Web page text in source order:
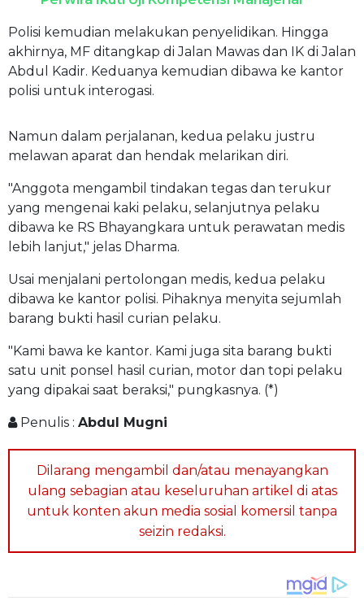
Polisi kemudian melakukan penyelidikan. Hingga
akhirnya, MF ditangkap di Jalan Mawas dan IK di Jalan
Abdul Kadir. Keduanya kemudian dibawa ke kantor
polisi untuk interogasi.
Namun dalam perjalanan, kedua pelaku justru
melawan aparat dan hendak melarikan diri.
"Anggota mengambil tindakan tegas dan terukur
yang mengenai kaki pelaku, selanjutnya pelaku
dibawa ke RS Bhayangkara untuk perawatan medis
lebih lanjut," jelas Dharma.
Usai menjalani pertolongan medis, kedua pelaku
dibawa ke kantor polisi. Pihaknya menyita sejumlah
barang bukti hasil curian pelaku.
"Kami bawa ke kantor. Kami juga sita barang bukti
satu unit ponsel hasil curian, motor dan topi pelaku
yang dipakai saat beraksi," pungkasnya. (*)
Penulis : Abdul Mugni
Dilarang mengambil dan/atau menayangkan
ulang sebagian atau keseluruhan artikel di atas
untuk konten akun media sosial komersil tanpa
seizin redaksi.